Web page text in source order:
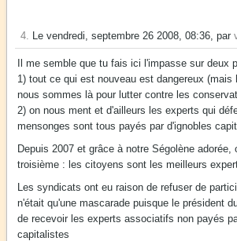
4. Le vendredi, septembre 26 2008, 08:36, par
Il me semble que tu fais ici l'impasse sur deux
1) tout ce qui est nouveau est dangereux (mais
nous sommes là pour lutter contre les
2) on nous ment et d'ailleurs les experts qui
mensonges sont tous payés par d'ignobles
Depuis 2007 et grâce à notre Ségolène adorée,
troisième : les citoyens sont les meilleurs
Les syndicats ont eu raison de refuser de
n'était qu'une mascarade puisque le président
de recevoir les experts associatifs non payés
capitalistes